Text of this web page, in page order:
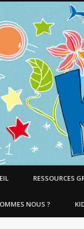
les Sciences aux Enfants !
RESSOURCES
NOUS ?